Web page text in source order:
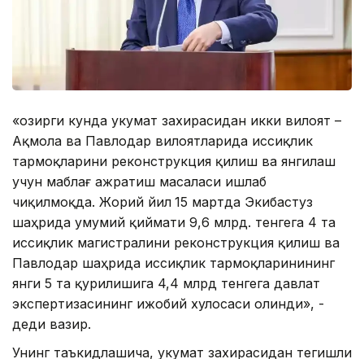
«Ҳозирги кунда Ҳукумат захирасидан икки вилоят –
Ақмола ва Павлодар вилоятларида иссиқлик
тармоқларини реконструкция қилиш ва янгилаш
учун маблағ ажратиш масаласи ишлаб
чиқилмоқда. Жорий йил 15 мартда Экибастуз
шаҳрида умумий қиймати 9,6 млрд. тенгега 4 та
иссиқлик магистралини реконструкция қилиш ва
Павлодар шаҳрида иссиқлик тармоқларинининг
янги 5 та қурилишига 4,4 млрд тенгега давлат
экспертизасининг ижобий хулосаси олинди», -
деди вазир.
Унинг таъкидлашича, Ҳукумат захирасидан тегишли